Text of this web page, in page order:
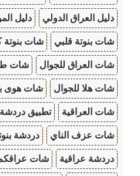
دليل العراق الدولي دليل
شات بنوتة قلبي شات بنوتة
شات العراق للجوال شات
شات هلا للجوال شات هوى
شات العراقية تطبيق
شات عزف الناي دردشة
دردشة عراقية شات